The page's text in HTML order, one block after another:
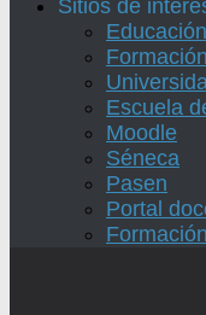
Sitios de
Escuela
Moodle
Séneca
Pasen
Portal